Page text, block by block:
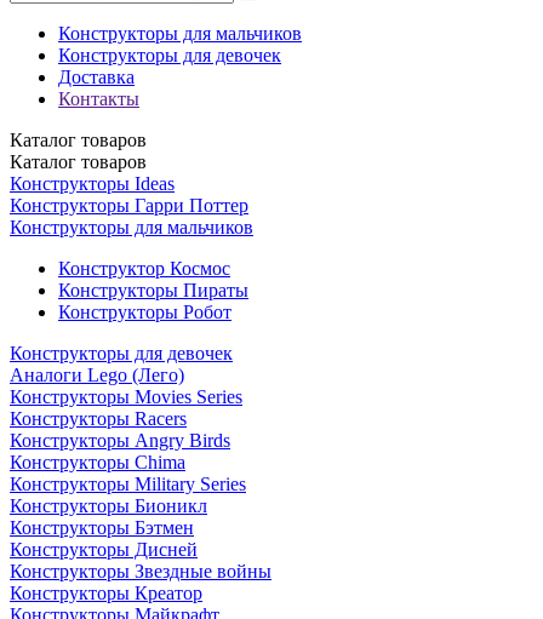
Конструкторы для мальчиков
Конструкторы для девочек
Доставка
Контакты
Каталог товаров
Каталог товаров
Конструкторы Ideas
Конструкторы Гарри Поттер
Конструкторы для мальчиков
Конструктор Космос
Конструкторы Пираты
Конструкторы Робот
Конструкторы для девочек
Аналоги Lego (Лего)
Конструкторы Movies Series
Конструкторы Racers
Конструкторы Angry Birds
Конструкторы Chima
Конструкторы Military Series
Конструкторы Бионикл
Конструкторы Бэтмен
Конструкторы Дисней
Конструкторы Звездные войны
Конструкторы Креатор
Конструкторы Майкрафт